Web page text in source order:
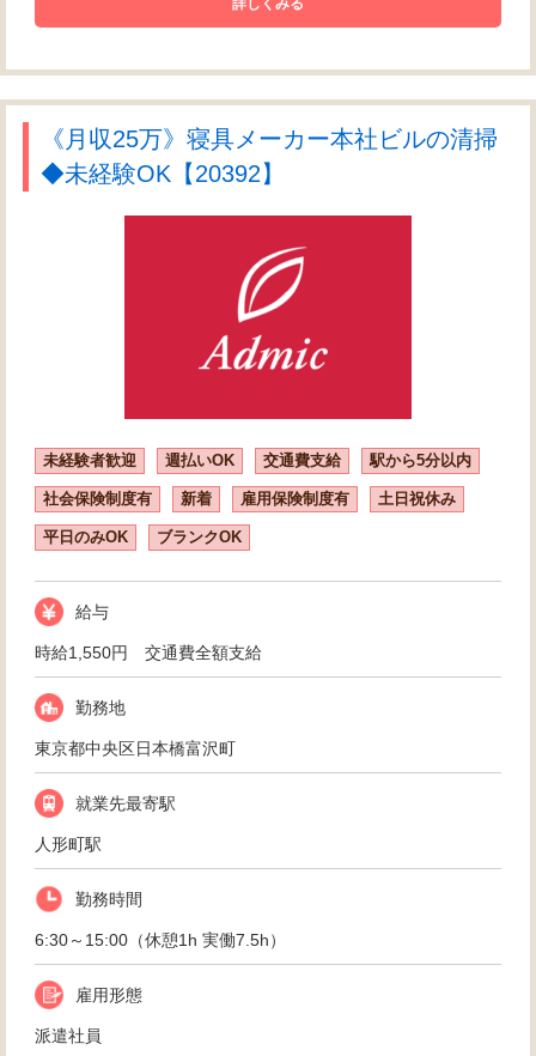
詳しくみる
《月収25万》寝具メーカー本社ビルの清掃
◆未経験OK【20392】
未経験者歓迎 週払いOK 交通費支給 駅から5分以内
社会保険制度有 新着 雇用保険制度有 土日祝休み
平日のみOK ブランクOK
給与
時給1,550円 交通費全額支給
勤務地
東京都中央区日本橋富沢町
就業先最寄駅
人形町駅
勤務時間
6:30～15:00（休憩1h 実働7.5h）
雇用形態
派遣社員